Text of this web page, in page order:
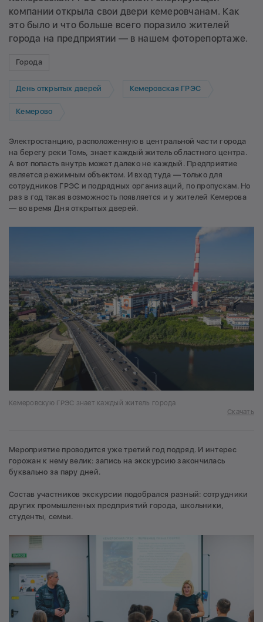
компании открыла свои двери кемеровчанам. Как
это было и что больше всего поразило жителей
города на предприятии — в нашем фоторепортаже.
Города
День открытых дверей Кемеровская ГРЭС
Кемерово
Электростанцию, расположенную в центральной части города
на берегу реки Томь, знает каждый житель областного центра.
А вот попасть внутрь может далеко не каждый. Предприятие
является режимным объектом. И вход туда — только для
сотрудников ГРЭС и подрядных организаций, по пропускам. Но
раз в год такая возможность появляется и у жителей Кемерова
— во время Дня открытых дверей.
Кемеровскую ГРЭС знает каждый житель города
Скачать
Мероприятие проводится уже третий год подряд. И интерес
горожан к нему велик: запись на экскурсию закончилась
буквально за пару дней.
Состав участников экскурсии подобрался разный: сотрудники
других промышленных предприятий города, школьники,
студенты, семьи.